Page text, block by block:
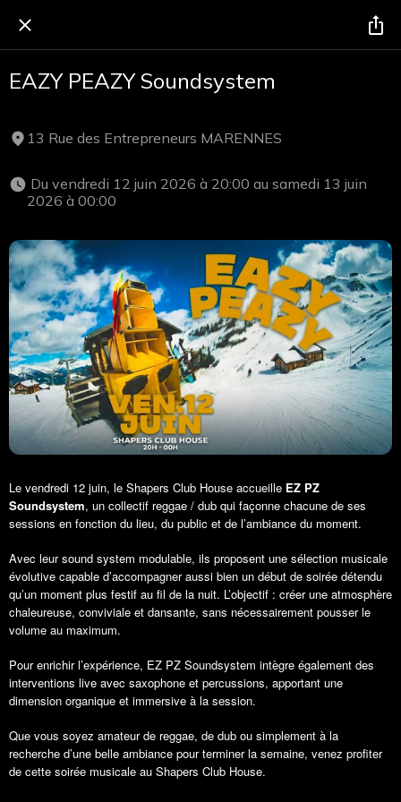
EAZY PEAZY Soundsystem
13 Rue des Entrepreneurs MARENNES
2026 à 00:00
Le vendredi 12 juin, le Shapers Club House accueille EZ PZ
Soundsystem, un collectif reggae / dub qui façonne chacune de ses
sessions en fonction du lieu, du public et de l’ambiance du moment.
Avec leur sound system modulable, ils proposent une sélection musicale
évolutive capable d’accompagner aussi bien un début de soirée détendu
qu’un moment plus festif au fil de la nuit. L’objectif : créer une atmosphère
chaleureuse, conviviale et dansante, sans nécessairement pousser le
volume au maximum.
Pour enrichir l’expérience, EZ PZ Soundsystem intègre également des
interventions live avec saxophone et percussions, apportant une
dimension organique et immersive à la session.
Que vous soyez amateur de reggae, de dub ou simplement à la
recherche d’une belle ambiance pour terminer la semaine, venez profiter
de cette soirée musicale au Shapers Club House.